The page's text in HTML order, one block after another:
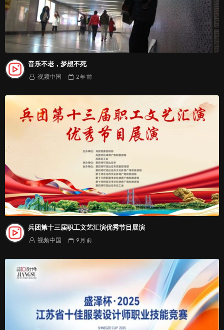
音乐不老，梦想不死
视频中国 2 年前
兵团第十三届职工文艺汇演优秀节目展演
视频中国 9 月 前